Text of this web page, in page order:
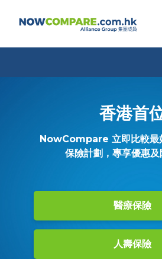
香港首
NowCompare 立即比較最
保險計劃，專享優惠
醫療保險
人壽保險